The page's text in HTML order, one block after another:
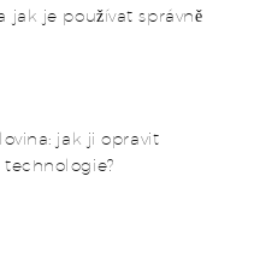
jak je používat správně
jak ji opravit